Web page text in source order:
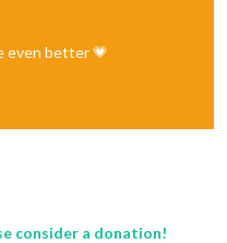
even better 💗
consider a donation!